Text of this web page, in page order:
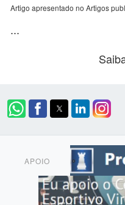
Artigo apresentado no Artigos
...
APOIO